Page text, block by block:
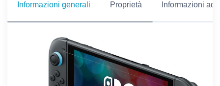
Informazioni generali Proprietà Informazioni